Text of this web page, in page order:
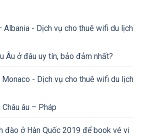
Albania - Dịch vụ cho thuê wifi du lịch
Âu ở đâu uy tín, bảo đảm nhất?
- Dịch vụ cho thuê wifi du lịch
âu – Pháp
đào ở Hàn Quốc 2019 để book vé vi